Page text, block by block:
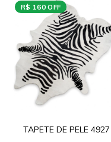
R$ 160 OFF
TAPETE DE PELE 4927